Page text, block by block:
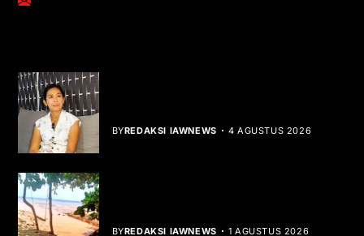
BYREDAKSI IAWNEWS 4 AGUSTUS 2026
BYREDAKSI IAWNEWS 1 AGUSTUS 2026